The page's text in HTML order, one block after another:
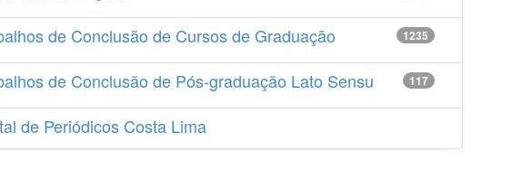
de Conclusão de Cursos de Graduação 1235
de Conclusão de Pós-graduação Lato Sensu 117
de Periódicos Costa Lima